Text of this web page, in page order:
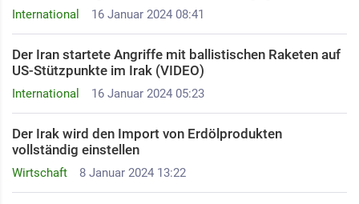
International 16 Januar 2024 08:41
International 16 Januar 2024 05:23
Der Iran startete Angriffe mit ballistischen Raketen auf
US-Stützpunkte im Irak (VIDEO)
Wirtschaft 8 Januar 2024 13:22
Der Irak wird den Import von Erdölprodukten
vollständig einstellen